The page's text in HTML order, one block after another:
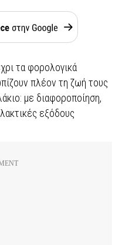
τα φορολογικά
πλέον τη ζωή τους
με διαφοροποίηση,
εξόδους